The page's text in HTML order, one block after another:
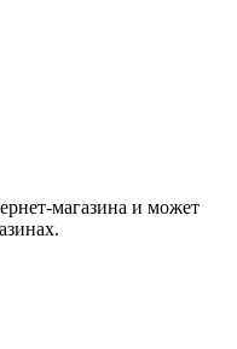
магазина и может